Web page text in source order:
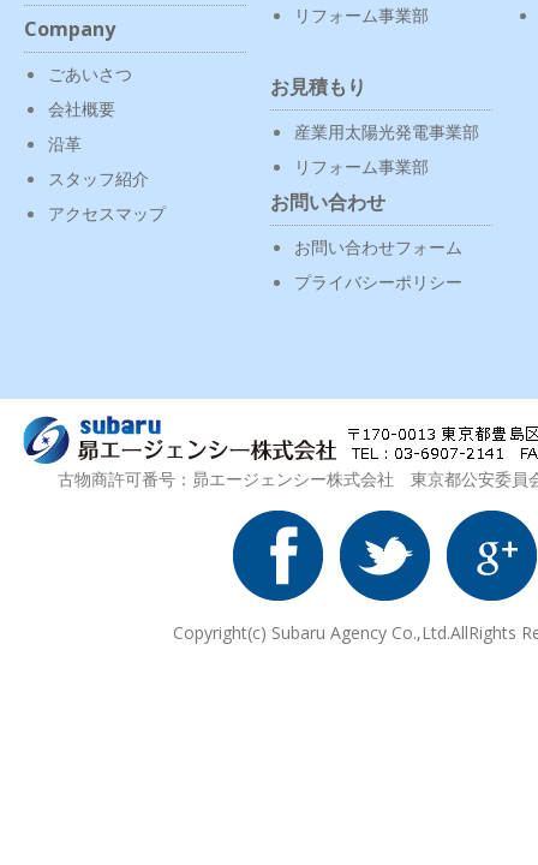
Company
ごあいさつ
会社概要
沿革
スタッフ紹介
アクセスマップ
リフォーム事業部
お見積もり
産業用太陽光発電事業部
リフォーム事業部
お問い合わせ
お問い合わせフォーム
プライバシーポリシー
古物商許可番号：昴エージェンシー株式会社 東京都公安委
Copyright(c) Subaru Agency Co.,Ltd.AllRights